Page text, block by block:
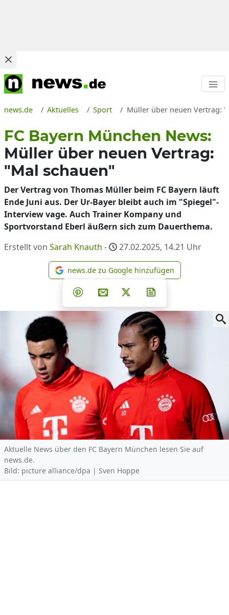
news.de Aktuelles Sport Müller über neuen Vertrag:
FC Bayern München News:
Müller über neuen Vertrag:
"Mal schauen"
Der Vertrag von Thomas Müller beim FC Bayern läuft
Ende Juni aus. Der Ur-Bayer bleibt auch im "Spiegel"-
Interview vage. Auch Trainer Kompany und
Sportvorstand Eberl äußern sich zum Dauerthema.
Erstellt von Sarah Knauth - 27.02.2025, 14.21 Uhr
news.de zu Google
news.de zu Google hinzufügen
Teilen auf Facebook
Teilen auf Whatsapp
Teilen auf Telegram
Teilen auf Pinterest
Per E-Mail teilen
Post auf X
Aktuelle News über den FC Bayern München lesen Sie auf
news.de.
Bild: picture alliance/dpa | Sven Hoppe